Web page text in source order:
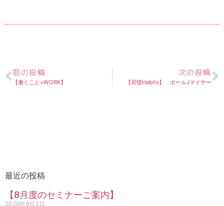
前の投稿
【働くこと=WORK】
次の投稿
【習慣Habits】 ポールJマイヤー
最近の投稿
【8月度のセミナーご案内】
2026年8月3日